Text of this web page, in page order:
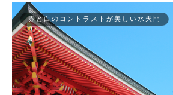
赤と白のコントラストが美しい水天門